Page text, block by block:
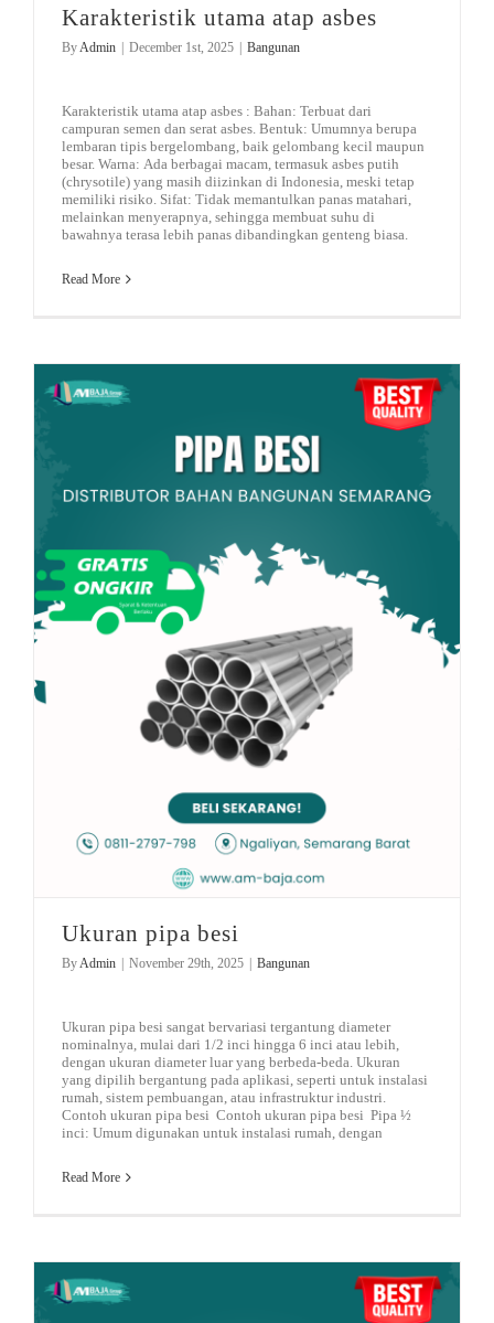
Karakteristik utama atap asbes
By Admin | December 1st, 2025 | Bangunan
Karakteristik utama atap asbes : Bahan: Terbuat dari
campuran semen dan serat asbes. Bentuk: Umumnya berupa
lembaran tipis bergelombang, baik gelombang kecil maupun
besar. Warna: Ada berbagai macam, termasuk asbes putih
(chrysotile) yang masih diizinkan di Indonesia, meski tetap
memiliki risiko. Sifat: Tidak memantulkan panas matahari,
melainkan menyerapnya, sehingga membuat suhu di
bawahnya terasa lebih panas dibandingkan genteng biasa.
Read More
Ukuran pipa besi
By Admin | November 29th, 2025 | Bangunan
Ukuran pipa besi sangat bervariasi tergantung diameter
nominalnya, mulai dari 1/2 inci hingga 6 inci atau lebih,
dengan ukuran diameter luar yang berbeda-beda. Ukuran
yang dipilih bergantung pada aplikasi, seperti untuk instalasi
rumah, sistem pembuangan, atau infrastruktur industri.
Contoh ukuran pipa besi Contoh ukuran pipa besi Pipa ½
inci: Umum digunakan untuk instalasi rumah, dengan
Read More